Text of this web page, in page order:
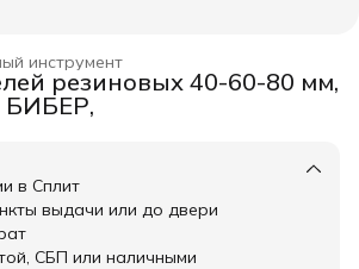
инструмент
резиновых 40-60-80 мм,
БИБЕР,
в Сплит
выдачи или до двери
СБП или наличными